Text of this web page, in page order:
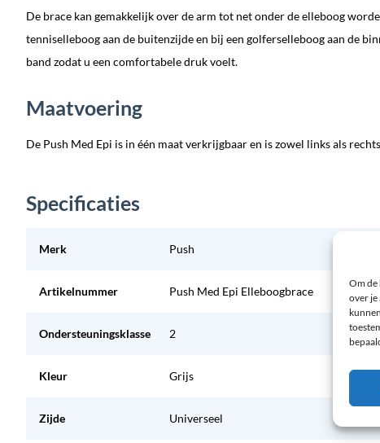
Om de
over je
De brace kan gemakkelijk over de arm tot net onder de elleboog
tenniselleboog aan de buitenzijde en bij een golferselleboog aan de
band zodat u een comfortabele druk voelt.
Maatvoering
De Push Med Epi is in één maat verkrijgbaar en is zowel links als
Specificaties
Merk Push
Artikelnummer Push Med Epi Elleboogbrace
Ondersteuningsklasse 2
Kleur Grijs
Zijde Universeel